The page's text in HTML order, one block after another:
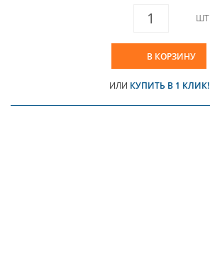
ШТ
В КОРЗИНУ
ИЛИ КУПИТЬ В 1 КЛИК!